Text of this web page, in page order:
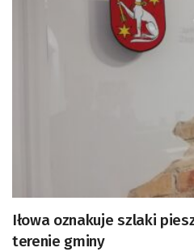
Iłowa oznakuje szlaki
terenie gminy